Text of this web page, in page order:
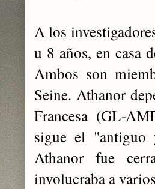
A los
u 8 años, en casa
Ambos son
Seine. Athanor
Francesa (GL-
sigue el
Athanor fue
involucraba a